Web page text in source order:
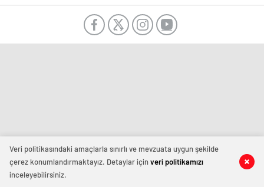
Veri politikasındaki amaçlarla sınırlı ve mevzuata uygun şekilde
çerez konumlandırmaktayız. Detaylar içinveri politikamızı
inceleyebilirsiniz.